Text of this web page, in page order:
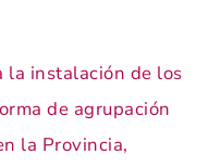
la instalación de los
de agrupación
la Provincia,